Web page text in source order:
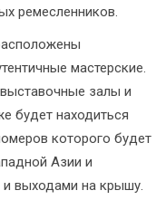
ремесленников.
мастерские.
залы и
будет находиться
которого будет
Азии и
выходами на крышу.